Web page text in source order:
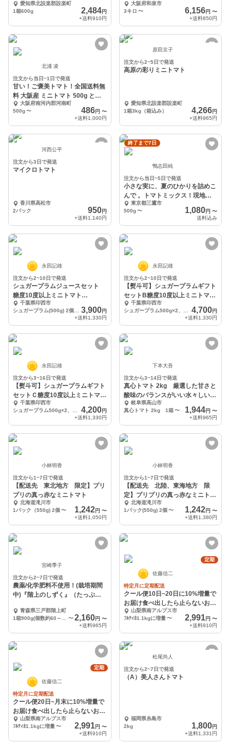
愛知県北設楽郡設楽町
1箱600g
2,484円
+送料910円
大阪府和泉市
3キロ 〜 6,156円 〜
+送料850円
北浦 凌
注文から当日~1日で発送
甘い！ご褒美トマト！全国送料無
料 大阪産 ミニトマト 500g とま
と 南河内
大阪府南河内郡河南町
500g〜 486円 〜
+送料1,000円
原田京子
注文から2~5日で発送
高原の彩りミニトマト
愛知県北設楽郡設楽町
1箱3kg（箱込み）
4,266円
+送料965円
河西公平
注文から3日で発送
マイクロトマト
香川県高松市
2パック
950円
+送料1,140円
終了まで7日
鴨志田純
注文から当日~5日で発送
小さな実に、夏のひかりを詰めこ
んで 。トマトミックス！現地引
き取り専用
東京都三鷹市
500g 〜 1,080円 〜
送料込み
永田記雄
注文から2~10日で発送
シュガープラムジュースセット
糖度10度以上ミニトマト
(300015)
千葉県印西市
3,900円
+送料1,330円
永田記雄
注文から2~10日で発送
【熨斗可】シュガープラムギフト
セットB糖度10度以上ミニトマト
(300107)
千葉県印西市
4,700円
+送料1,330円
永田記雄
注文から3~16日で発送
【熨斗可】シュガープラムギフト
セットＣ糖度10度以上ミニトマト
(300108)
千葉県印西市
4,200円
+送料1,330円
下本大吾
注文から3~14日で発送
真心トマト 2kg 厳選した甘さと
酸味のバランスがいい水々しいト
マト岐阜県高山市
真心トマト 2kg 1箱 〜 1,944円 〜
+送料965円
小林明香
注文から1~7日で発送
【配送先 東北地方 限定】プリ
プリの真っ赤なミニトマト
北海道滝川市
1パック（550g) 2個 〜 1,242円 〜
+送料1,050円
小林明香
注文から1~7日で発送
【配送先 北陸、東海地方 限
定】プリプリの真っ赤なミニトマ
ト 北海道滝川市
1パック(550g) 2個 〜 1,242円 〜
+送料1,380円
宮崎季子
注文から2~7日で発送
農薬/化学肥料不使用！(栽培期間
中)『階上のしずく』（たっぷり
青森県三戸郡階上町
〜 2,160円 〜
+送料965円
定期
佐藤信二
特定月に定期配送
クール便10日~20日に10%増量で
お届け食べ出したら止らないおい
しいフルティカ
山梨県南アルプス市
ﾌﾙﾃｨｶ1.1kgに増量 〜 2,991円 〜
+送料910円
定期
佐藤信二
特定月に定期配送
クール便20日~月末に10%増量で
お届け食べ出したら止らないおい
しいフルティカ
山梨県南アルプス市
ﾌﾙﾃｨｶ1.1kgに増量〜 2,991円 〜
+送料910円
松尾尚人
注文から2~7日で発送
（A）美人さんトマト
福岡県糸島市
2kg
1,800円
+送料1,331円